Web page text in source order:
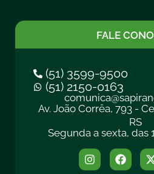
FALE
(51) 3599-9500
(51) 2150-0163
Av. João Corrêa, 793 -
RS
Segunda a sexta, das